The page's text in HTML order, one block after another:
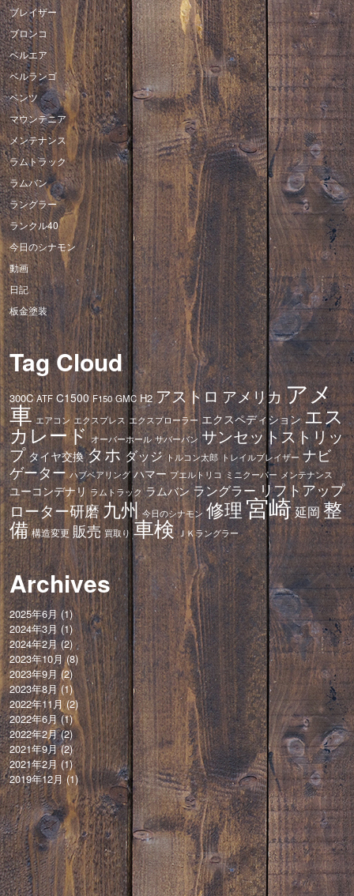
ブレイザー
ブロンコ
ベルエア
ベルランゴ
ベンツ
マウンテニア
メンテナンス
ラムトラック
ラムバン
ラングラー
ランクル40
今日のシナモン
動画
日記
板金塗装
Tag Cloud
300C ATF C1500 F150 GMC H2 アストロ アメリカアメ
車 エアコン エクスプレス エクスプローラー エクスペディション エス
カレード オーバーホール サバーバン サンセットストリッ
プタイヤ交換タホ ダッジ トルコン太郎 トレイルブレイザー ナビ
ゲーター ハブベアリング ハマー プエルトリコ ミニクーパー メンテナンス
ユーコンデナリ ラムトラック ラムバン ラングラー リフトアップ
ローター研磨九州 今日のシナモン 修理宮崎延岡整
備 構造変更 販売 買取り 車検 ＪＫラングラー
Archives
2025年6月(1)
2024年3月(1)
2024年2月(2)
2023年10月(8)
2023年9月 (2)
2023年8月(1)
2022年11月(2)
2022年6月(1)
2022年2月(2)
2021年9月(2)
2021年2月 (1)
2019年12月(1)